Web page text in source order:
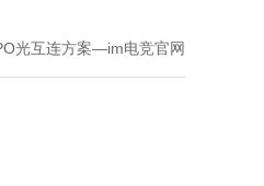
光互连方案—im电竞官网